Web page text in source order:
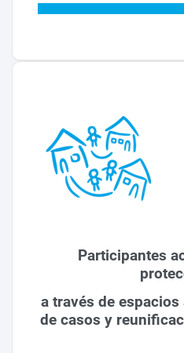
Participantes
a través de
de casos y